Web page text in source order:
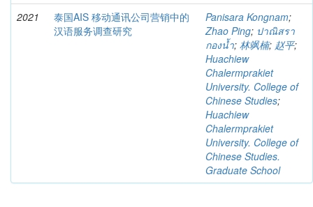
2021
泰国AIS 移动通讯公司营销中的
汉语服务调查研究
Panisara Kongnam;
Zhao Ping; ปาณิสรา
กองน้ำ; 林飒楠; 赵平;
Huachiew
Chalermprakiet
University. College of
Chinese Studies;
Huachiew
Chalermprakiet
University. College of
Chinese Studies.
Graduate School